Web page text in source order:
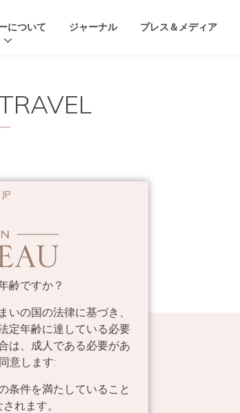
JP
齢ですか？
いの国の法律に基づき、
定年齢に達している必要
は、成人である必要があ
意します:
条件を満たしていること
れます。
について ジャーナル プレス＆メディア
ュースを受け取る